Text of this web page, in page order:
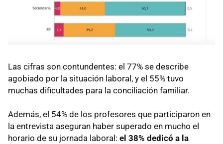
Las cifras son contundentes: el 77% se describe
agobiado por la situación laboral, y el 55% tuvo
muchas dificultades para la conciliación familiar.
Además, el 54% de los profesores que participaron en
la entrevista aseguran haber superado en mucho el
horario de su jornada laboral: el 38% dedicó a la